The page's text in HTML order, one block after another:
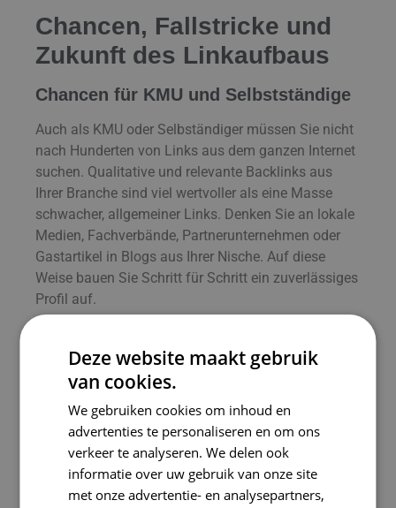
Chancen, Fallstricke und
Zukunft des Linkaufbaus
Chancen für KMU und Selbstständige
Auch als KMU oder Selbständiger müssen Sie nicht
nach Hunderten von Links aus dem ganzen Internet
suchen. Qualitative und relevante Backlinks aus
Ihrer Branche sind viel wertvoller als eine Masse
schwacher, allgemeiner Links. Denken Sie an lokale
Medien, Fachverbände, Partnerunternehmen oder
Gastartikel in Blogs aus Ihrer Nische. Auf diese
Weise bauen Sie Schritt für Schritt ein zuverlässiges
Profil auf.
beim Linkaufbau
Mit der zunehmenden Konzentration auf SEO ohne
Linkbuilding-Illusionen versuchen einige Parteien,
schnell viele Backlinks durch unehrliche Techniken
zu erhalten. Denken Sie an Linkfarmen oder
minderwertige bezahlte Links. Google straft diese
Praktiken immer härter ab. Entscheiden Sie sich
Deze website maakt gebruik
van cookies.
We gebruiken cookies om inhoud en
advertenties te personaliseren en om ons
verkeer te analyseren. We delen ook
informatie over uw gebruik van onze site
met onze advertentie- en analysepartners,